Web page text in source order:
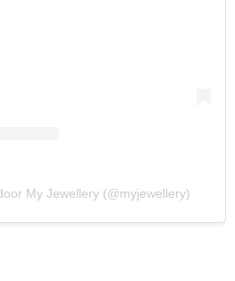
My Jewellery (@myjewellery)